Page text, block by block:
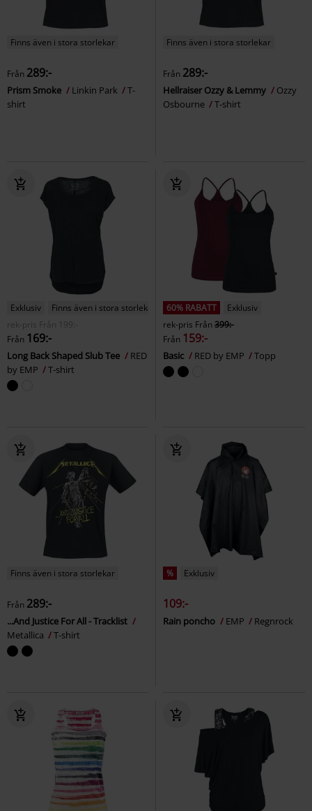
Finns även i stora storlekar
Från 289:-
Prism Smoke Linkin Park
T-
shirt
Finns även i stora storlekar
Från 289:-
Hellraiser Ozzy & Lemmy
Ozzy
Osbourne
T-shirt
Exklusiv
Finns även i stora storlekar
rek-pris
Från
199:-
Från 169:-
Long Back Shaped Slub Tee
RED
by EMP
T-shirt
60% RABATT
Exklusiv
rek-pris Från399:-
Från 159:-
Basic RED by EMP Topp
Finns även i stora storlekar
Från 289:-
...And Justice For All - Tracklist
Metallica
T-shirt
% Exklusiv
109:-
Rain poncho EMP Regnrock